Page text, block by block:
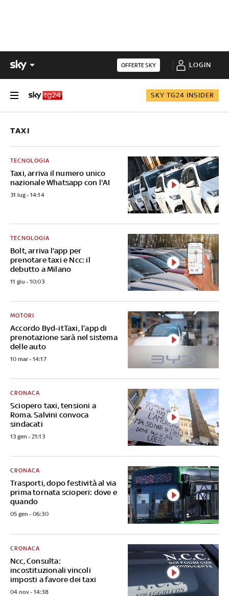
OFFERTE SKY LOGIN
SKY TG24 INSIDER
TAXI
Taxi, arriva il numero unico
nazionale Whatsapp con l'AI
TECNOLOGIA
31 lug - 14:14
Bolt, arriva l'app per
prenotare taxi e Ncc: il
debutto a Milano
TECNOLOGIA
11 giu - 10:03
Accordo Byd-itTaxi, l’app di
prenotazione sarà nel sistema
delle auto
MOTORI
10 mar - 14:17
Sciopero taxi, tensioni a
Roma. Salvini convoca
sindacati
CRONACA
13 gen - 21:13
Trasporti, dopo festività al via
prima tornata scioperi: dove e
quando
CRONACA
05 gen - 06:30
Ncc, Consulta:
incostituzionali vincoli
imposti a favore dei taxi
CRONACA
04 nov - 14:38